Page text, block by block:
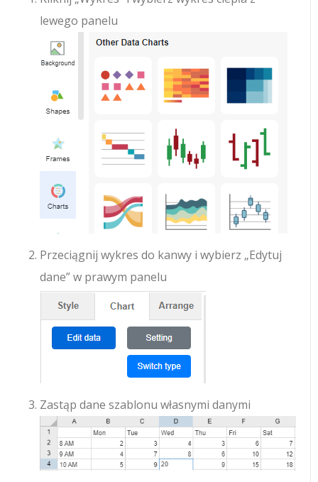
lewego panelu
Przeciągnij wykres do kanwy i wybierz „Edytuj
dane” w prawym panelu
Zastąp dane szablonu własnymi danymi